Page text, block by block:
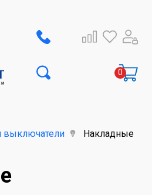
выключатели Накладные